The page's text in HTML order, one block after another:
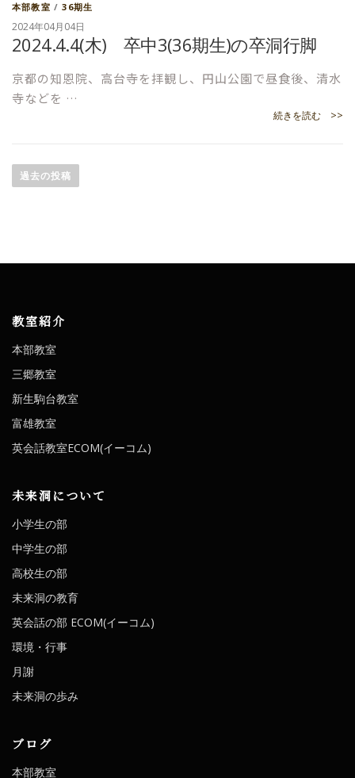
本部教室 /36期生
2024年04月04日
2024.4.4(木) 卒中3(36期生)の卒洞行脚
京都の知恩院、高台寺を拝観し、円山公園で昼食後、清水
寺などを …
続きを読む >>
投
稿
ゲ
シ
ョ
ン
過去の投稿
教室紹介
本部教室
三郷教室
新生駒台教室
富雄教室
英会話教室ECOM(イーコム)
未来洞について
小学生の部
中学生の部
高校生の部
未来洞の教育
英会話の部 ECOM(イーコム)
環境・行事
月謝
未来洞の歩み
ブログ
本部教室